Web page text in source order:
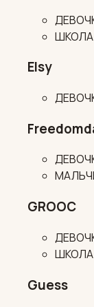
ШКОЛА
Elsy
GROOC
ШКОЛА
Guess